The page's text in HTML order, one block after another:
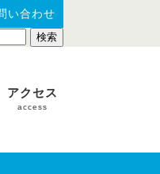
い合わせ
アクセス
access